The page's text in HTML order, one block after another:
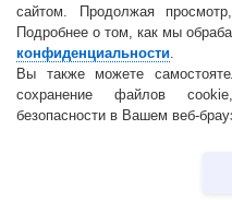
сайтом. Продолжая
Подробнее о том, как мы
конфиденциальности
Вы также можете
сохранение файлов
безопасности в Вашем веб-